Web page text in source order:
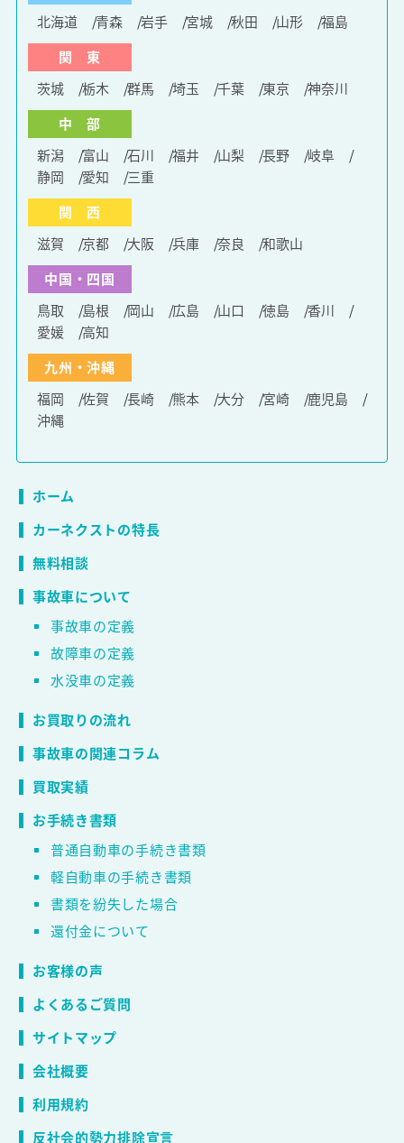
北海道
青森 岩手 宮城 秋田 山形
福島
関 東
茨城
栃木 群馬 埼玉 千葉 東京
神奈川
中 部
新潟
富山 石川 福井 山梨 長野
岐阜
静岡
愛知
三重
関 西
滋賀
京都 大阪 兵庫 奈良
和歌山
中国・四国
鳥取
島根 岡山 広島 山口 徳島
香川
愛媛
高知
九州・沖縄
福岡
佐賀 長崎 熊本 大分 宮崎
鹿児島
沖縄
ホーム
カーネクストの特長
無料相談
事故車について
事故車の定義
故障車の定義
水没車の定義
お買取りの流れ
事故車の関連コラム
買取実績
お手続き書類
普通自動車の手続き書類
軽自動車の手続き書類
書類を紛失した場合
還付金について
お客様の声
よくあるご質問
サイトマップ
会社概要
利用規約
反社会的勢力排除宣言